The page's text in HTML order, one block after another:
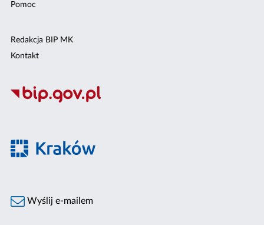
Pomoc
Redakcja BIP MK
Kontakt
Wyślij e-mailem